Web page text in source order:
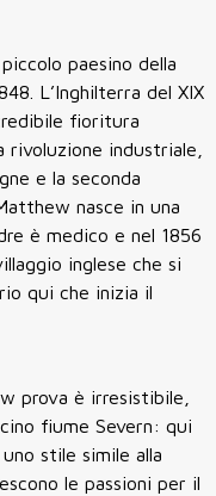
paesino della
L’Inghilterra del XIX
fioritura
industriale,
e la seconda
nasce in una
è medico e nel 1856
inglese che si
qui che inizia il
prova è irresistibile,
fiume Severn: qui
stile simile alla
le passioni per il